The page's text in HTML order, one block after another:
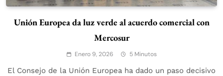
Unión Europea da luz verde al acuerdo comercial con
Mercosur
Enero 9, 2026 5 Minutos
El Consejo de la Unión Europea ha dado un paso decisivo